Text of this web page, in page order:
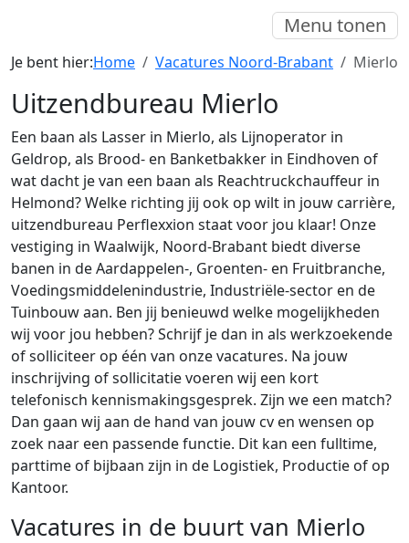
Menu tonen
Je bent hier:Home Vacatures Noord-Brabant Mierlo
Uitzendbureau Mierlo
Een baan als Lasser in Mierlo, als Lijnoperator in
Geldrop, als Brood- en Banketbakker in Eindhoven of
wat dacht je van een baan als Reachtruckchauffeur in
Helmond? Welke richting jij ook op wilt in jouw carrière,
uitzendbureau Perflexxion staat voor jou klaar! Onze
vestiging in Waalwijk, Noord-Brabant biedt diverse
banen in de Aardappelen-, Groenten- en Fruitbranche,
Voedingsmiddelenindustrie, Industriële-sector en de
Tuinbouw aan. Ben jij benieuwd welke mogelijkheden
wij voor jou hebben? Schrijf je dan in als werkzoekende
of solliciteer op één van onze vacatures. Na jouw
inschrijving of sollicitatie voeren wij een kort
telefonisch kennismakingsgesprek. Zijn we een match?
Dan gaan wij aan de hand van jouw cv en wensen op
zoek naar een passende functie. Dit kan een fulltime,
parttime of bijbaan zijn in de Logistiek, Productie of op
Kantoor.
Vacatures in de buurt van Mierlo